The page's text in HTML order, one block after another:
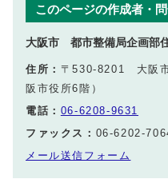
このページの作成者・
大阪市 都市整備局企画部
住所： 〒530-8201 大阪
阪市役所6階）
電話： 06-6208-9631
ファックス： 06-6202-
メール送信フォーム